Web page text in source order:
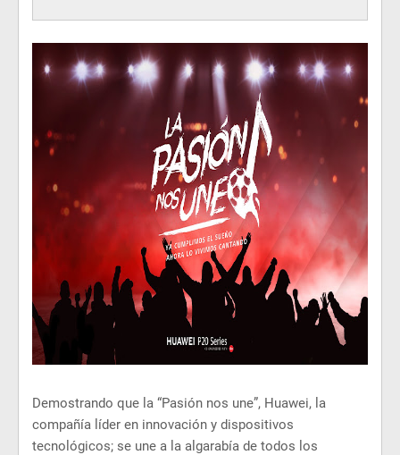
Demostrando que la “Pasión nos une”, Huawei, la
compañía líder en innovación y dispositivos
tecnológicos; se une a la algarabía de todos los